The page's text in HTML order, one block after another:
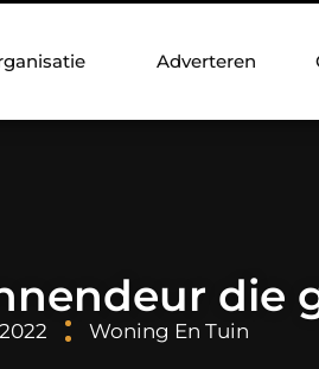
Adverteren
die
Woning En Tuin